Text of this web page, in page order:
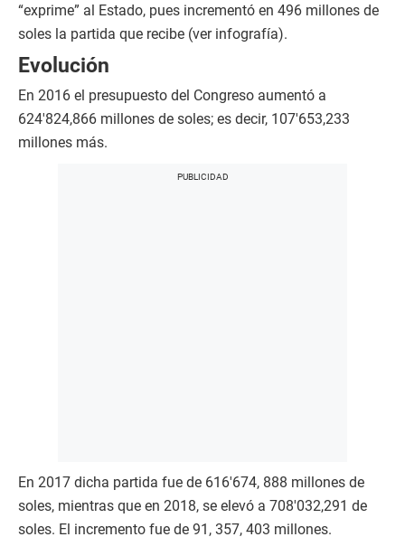
“exprime” al Estado, pues incrementó en 496 millones de
soles la partida que recibe (ver infografía).
Evolución
En 2016 el presupuesto del Congreso aumentó a
624′824,866 millones de soles; es decir, 107′653,233
millones más.
En 2017 dicha partida fue de 616′674, 888 millones de
soles, mientras que en 2018, se elevó a 708′032,291 de
soles. El incremento fue de 91, 357, 403 millones.